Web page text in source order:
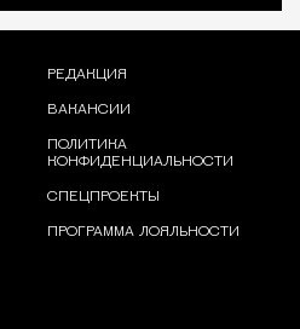
РЕДАКЦИЯ
ВАКАНСИИ
ПОЛИТИКА
КОНФИДЕНЦИАЛЬНОСТИ
СПЕЦПРОЕКТЫ
ПРОГРАММА ЛОЯЛЬНОСТИ